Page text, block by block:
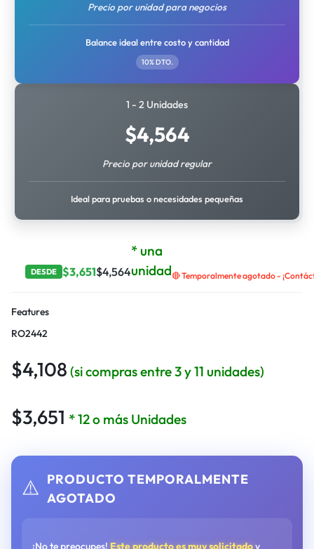
Precio por unidad para negocios
Balance ideal entre costo y cantidad
10% DTO.
1 - 2 Unidades
$4,564
Precio por unidad regular
Ideal para pruebas o necesidades pequeñas
DESDE $3,651$4,564
* una
unidad🔴 Temporalmente agotado -
Features
RO2442
$4,108 (si compras entre 3 y 11 unidades)
$3,651 * 12 o más Unidades
⚠️
PRODUCTO TEMPORALMENTE
AGOTADO
¡No te preocupes! Este producto es muy solicitadoy